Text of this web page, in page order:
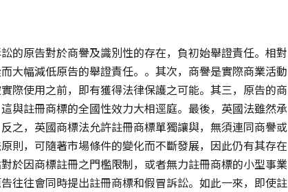
的原告對於商譽及識別性的存在，負初始舉證責任。相對
大幅減低原告的舉證責任。。其次，商譽是實際商業活動
際使用之前，即有獲得法律保護之可能。其三，原告的商
與註冊商標的全國性效力大相逕庭。最後，英國法雖然承
之，英國商標法允許註冊商標單獨讓與，無須連同商譽或
則，可隨著市場條件的變化而不斷發展，因此仍有其存在
於因商標註冊之門檻限制，或者無力註冊商標的小型事業
往往會同時提出註冊商標和假冒訴訟。如此一來，即使註